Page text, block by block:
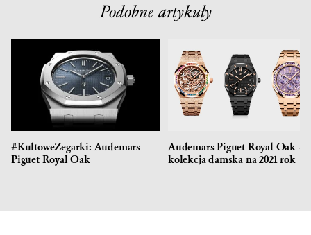
Podobne artykuły
#KultoweZegarki: Audemars
Piguet Royal Oak
Audemars Piguet Royal Oak –
kolekcja damska na 2021 rok